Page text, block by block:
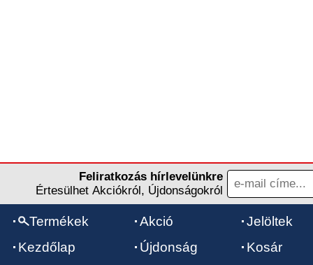
Feliratkozás hírlevelünkre
Értesülhet Akciókról, Újdonságokról
Termékek
Kezdőlap
Akció
Újdonság
Jelöltek
Kosár